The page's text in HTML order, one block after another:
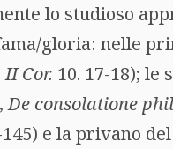
lo studioso
gloria: nelle
II Cor. 10. 17-18); le
De consolatione
145) e la privano